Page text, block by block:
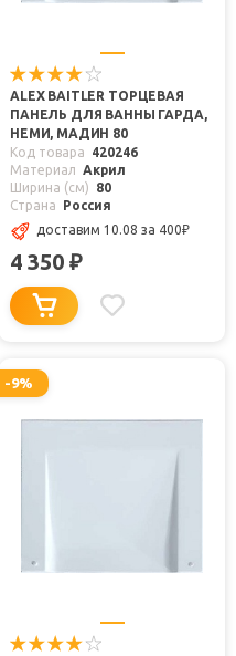
ALEX BAITLER ТОРЦЕВАЯ
ПАНЕЛЬ ДЛЯ ВАННЫ ГАРДА,
НЕМИ, МАДИН 80
Код товара
420246
Материал
Акрил
Ширина (см)
80
Страна
Россия
доставим 10.08 за 400₽
4 350 ₽
-9%